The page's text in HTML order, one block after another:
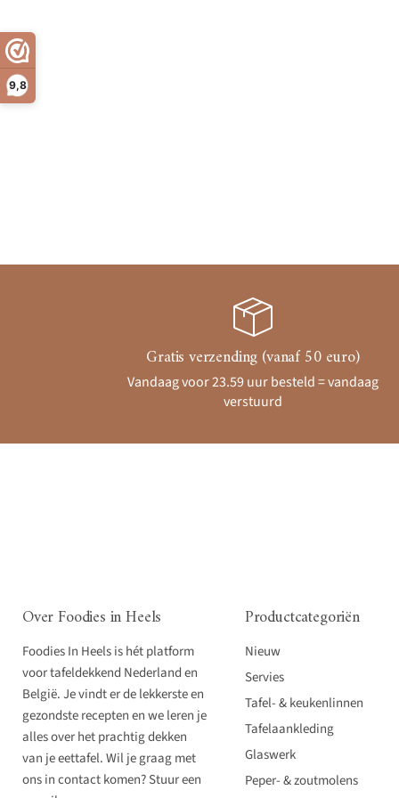
9,8
Gratis verzending (vanaf 50 euro)
Vandaag voor 23.59 uur besteld = vandaag
verstuurd
Over Foodies in Heels
Foodies In Heels is hét platform
voor tafeldekkend Nederland en
België. Je vindt er de lekkerste en
gezondste recepten en we leren je
alles over het prachtig dekken
van je eettafel. Wil je graag met
ons in contact komen? Stuur een
Productcategoriën
Nieuw
Servies
Tafel- & keukenlinnen
Tafelaankleding
Glaswerk
Peper- & zoutmolens